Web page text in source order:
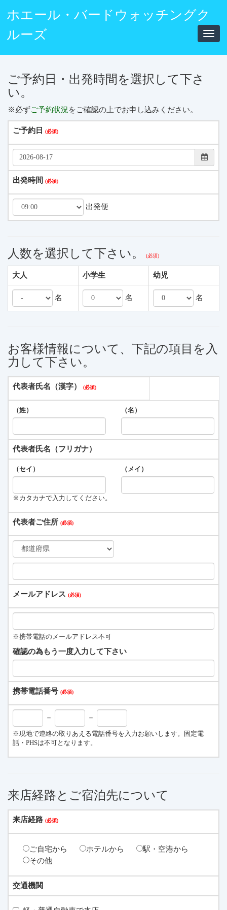
ホエール・バードウォッチングク
ルーズ
ご予約日・出発時間を選択して下さ
い。
※必ずご予約状況 をご確認の上でお申し込みください。
ご予約日
出発時間
出発便
人数を選択して下さい。
大人 小学生 幼児
名 名 名
お客様情報について、下記の項目を入
力して下さい。
代表者氏名（漢字）
（姓） （名）
代表者氏名（フリガナ）
（セイ） （メイ）
※カタカナで入力してください。
代表者ご住所
メールアドレス
※携帯電話のメールアドレス不可
確認の為もう一度入力して下さい
携帯電話番号
－ －
※現地で連絡の取りあえる電話番号を入力お願いします。固定電
話・PHSは不可となります。
来店経路とご宿泊先について
来店経路
ご自宅から ホテルから
駅・空港から
その他
交通機関